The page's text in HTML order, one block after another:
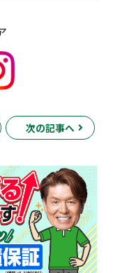
次の記事へ